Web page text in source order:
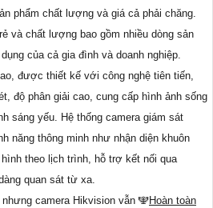
phẩm chất lượng và giá cả phải chăng.
và chất lượng bao gồm nhiều dòng sản
của cả gia đình và doanh nghiệp.
được thiết kế với công nghệ tiên tiến,
độ phân giải cao, cung cấp hình ảnh sống
sáng yếu. Hệ thống camera giám sát
năng thông minh như nhận diện khuôn
theo lịch trình, hỗ trợ kết nối qua
quan sát từ xa.
camera Hikvision vẫn ️🕎Hoàn toàn